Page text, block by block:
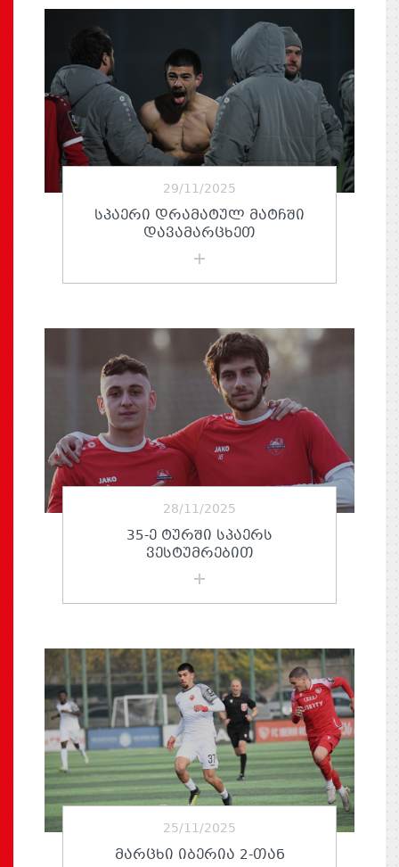
29/11/2025
ᲡᲞᲐᲔᲠᲘ ᲓᲠᲐᲛᲐᲢᲣᲚ ᲛᲐᲢᲩᲨᲘ
ᲓᲐᲕᲐᲛᲐᲠᲪᲮᲔᲗ
28/11/2025
35-Ე ᲢᲣᲠᲨᲘ ᲡᲞᲐᲔᲠᲡ
ᲕᲔᲡᲢᲣᲛᲠᲔᲑᲘᲗ
25/11/2025
ᲛᲐᲠᲪᲮᲘ ᲘᲑᲔᲠᲘᲐ 2-ᲗᲐᲜ